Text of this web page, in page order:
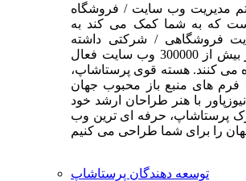
مدیریت وب سایت / فروشگاه
که به شما کمک می کند به
فروشگاهی / شرکتی داشته
باشید. در حال حاضر بیش از 300000 وب سایت فعال
می کنند. هسته قوی پرستاشاپ،
فرم های منبع باز محبوب جهان
با هنر طراحان ارشد خود
پرستاشاپ، حرفه ای ترین وب
توسعه دهندگان پرستاشاپ